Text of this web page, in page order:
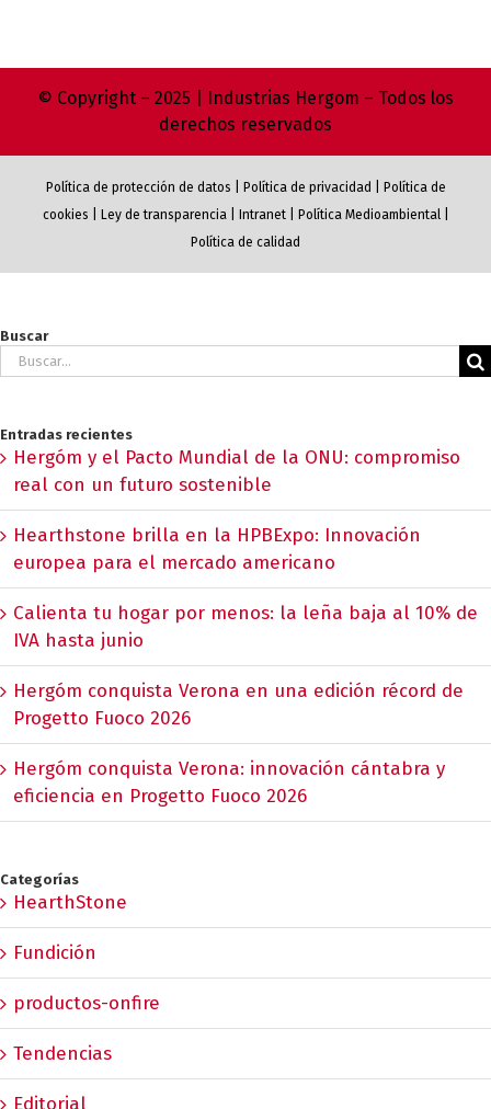
© Copyright – 2025 | Industrias Hergom – Todos los
derechos reservados
Política de protección de datos Política de privacidad
Política de
cookies
Ley de transparencia| Intranet| Política Medioambiental|
Política de calidad
Buscar
Buscar:
Entradas recientes
Hergóm y el Pacto Mundial de la ONU: compromiso
real con un futuro sostenible
Hearthstone brilla en la HPBExpo: Innovación
europea para el mercado americano
Calienta tu hogar por menos: la leña baja al 10% de
IVA hasta junio
Hergóm conquista Verona en una edición récord de
Progetto Fuoco 2026
Hergóm conquista Verona: innovación cántabra y
eficiencia en Progetto Fuoco 2026
Categorías
HearthStone
Fundición
productos-onfire
Tendencias
Editorial